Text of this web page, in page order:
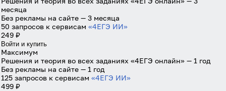
месяца
Без рекламы на сайте — 3 месяца
50 запросов к сервисам «4ЕГЭ ИИ»
249 ₽
Войти и купить
Максимум
Решения и теория во всех заданиях «4ЕГЭ онлайн» — 1 год
Без рекламы на сайте — 1 год
125 запросов к сервисам «4ЕГЭ ИИ»
499 ₽